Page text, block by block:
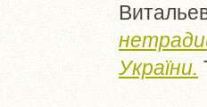
України.